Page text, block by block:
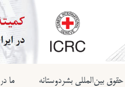
حقوق بین‌المللی بشردوستانه ما